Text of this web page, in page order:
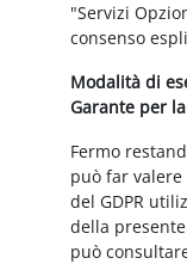
"Servizi
consenso
Modalità di
Garante per
Fermo
può far
del GDPR
della
può